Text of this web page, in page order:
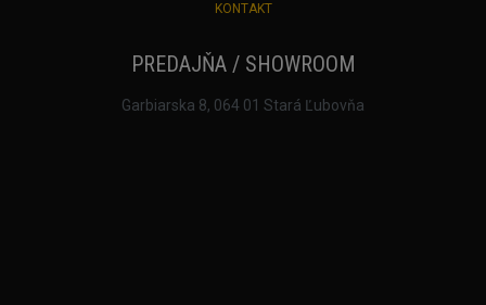
KONTAKT
PREDAJŇA / SHOWROOM
Garbiarska 8, 064 01 Stará Ľubovňa